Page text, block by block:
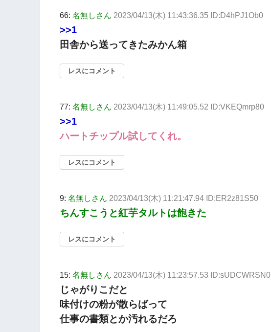
66: 名無しさん 2023/04/13(木) 11:43:36.35 ID:D4hPJ1Ob0
>>1
田舎から送ってきたみかん箱
レスにコメント
77: 名無しさん 2023/04/13(木) 11:49:05.52 ID:VKEQmrp80
>>1
ハートチップル試してくれ。
レスにコメント
9: 名無しさん 2023/04/13(木) 11:21:47.94 ID:ER2z81S50
ちんすこうと紅芋タルトは飽きた
レスにコメント
15: 名無しさん 2023/04/13(木) 11:23:57.53 ID:sUDCWRSN0
じゃがりこだと
味付けの粉が散らばって
仕事の書類とか汚れるだろ